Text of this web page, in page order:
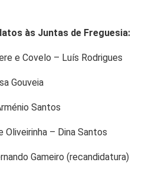
às Juntas de Freguesia:
e Covelo – Luís Rodrigues
Gouveia
Santos
Oliveirinha – Dina Santos
Gameiro (recandidatura)